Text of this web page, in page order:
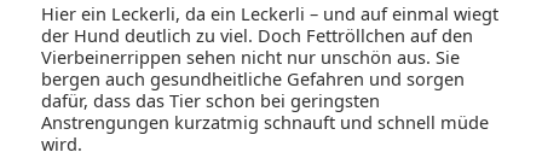
Hier ein Leckerli, da ein Leckerli – und auf einmal wiegt
der Hund deutlich zu viel. Doch Fettröllchen auf den
Vierbeinerrippen sehen nicht nur unschön aus. Sie
bergen auch gesundheitliche Gefahren und sorgen
dafür, dass das Tier schon bei geringsten
Anstrengungen kurzatmig schnauft und schnell müde
wird.